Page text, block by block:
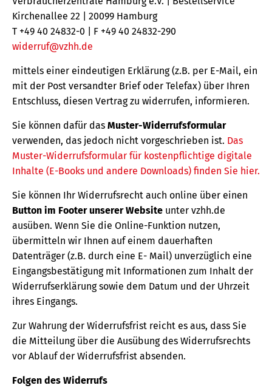
Kirchenallee 22 | 20099 Hamburg
T +49 40 24832-0 | F +49 40 24832-290
widerruf@vzhh.de
mittels einer eindeutigen Erklärung (z.B. per E-Mail, ein
mit der Post versandter Brief oder Telefax) über Ihren
Entschluss, diesen Vertrag zu widerrufen, informieren.
Sie können dafür das Muster-Widerrufsformular
verwenden, das jedoch nicht vorgeschrieben ist. Das
Muster-Widerrufsformular für kostenpflichtige digitale
Inhalte (E-Books und andere Downloads) finden Sie hier.
Sie können Ihr Widerrufsrecht auch online über einen
Button im Footer unserer Website unter vzhh.de
ausüben. Wenn Sie die Online-Funktion nutzen,
übermitteln wir Ihnen auf einem dauerhaften
Datenträger (z.B. durch eine E- Mail) unverzüglich eine
Eingangsbestätigung mit Informationen zum Inhalt der
Widerrufserklärung sowie dem Datum und der Uhrzeit
ihres Eingangs.
Zur Wahrung der Widerrufsfrist reicht es aus, dass Sie
die Mitteilung über die Ausübung des Widerrufsrechts
vor Ablauf der Widerrufsfrist absenden.
Folgen des Widerrufs